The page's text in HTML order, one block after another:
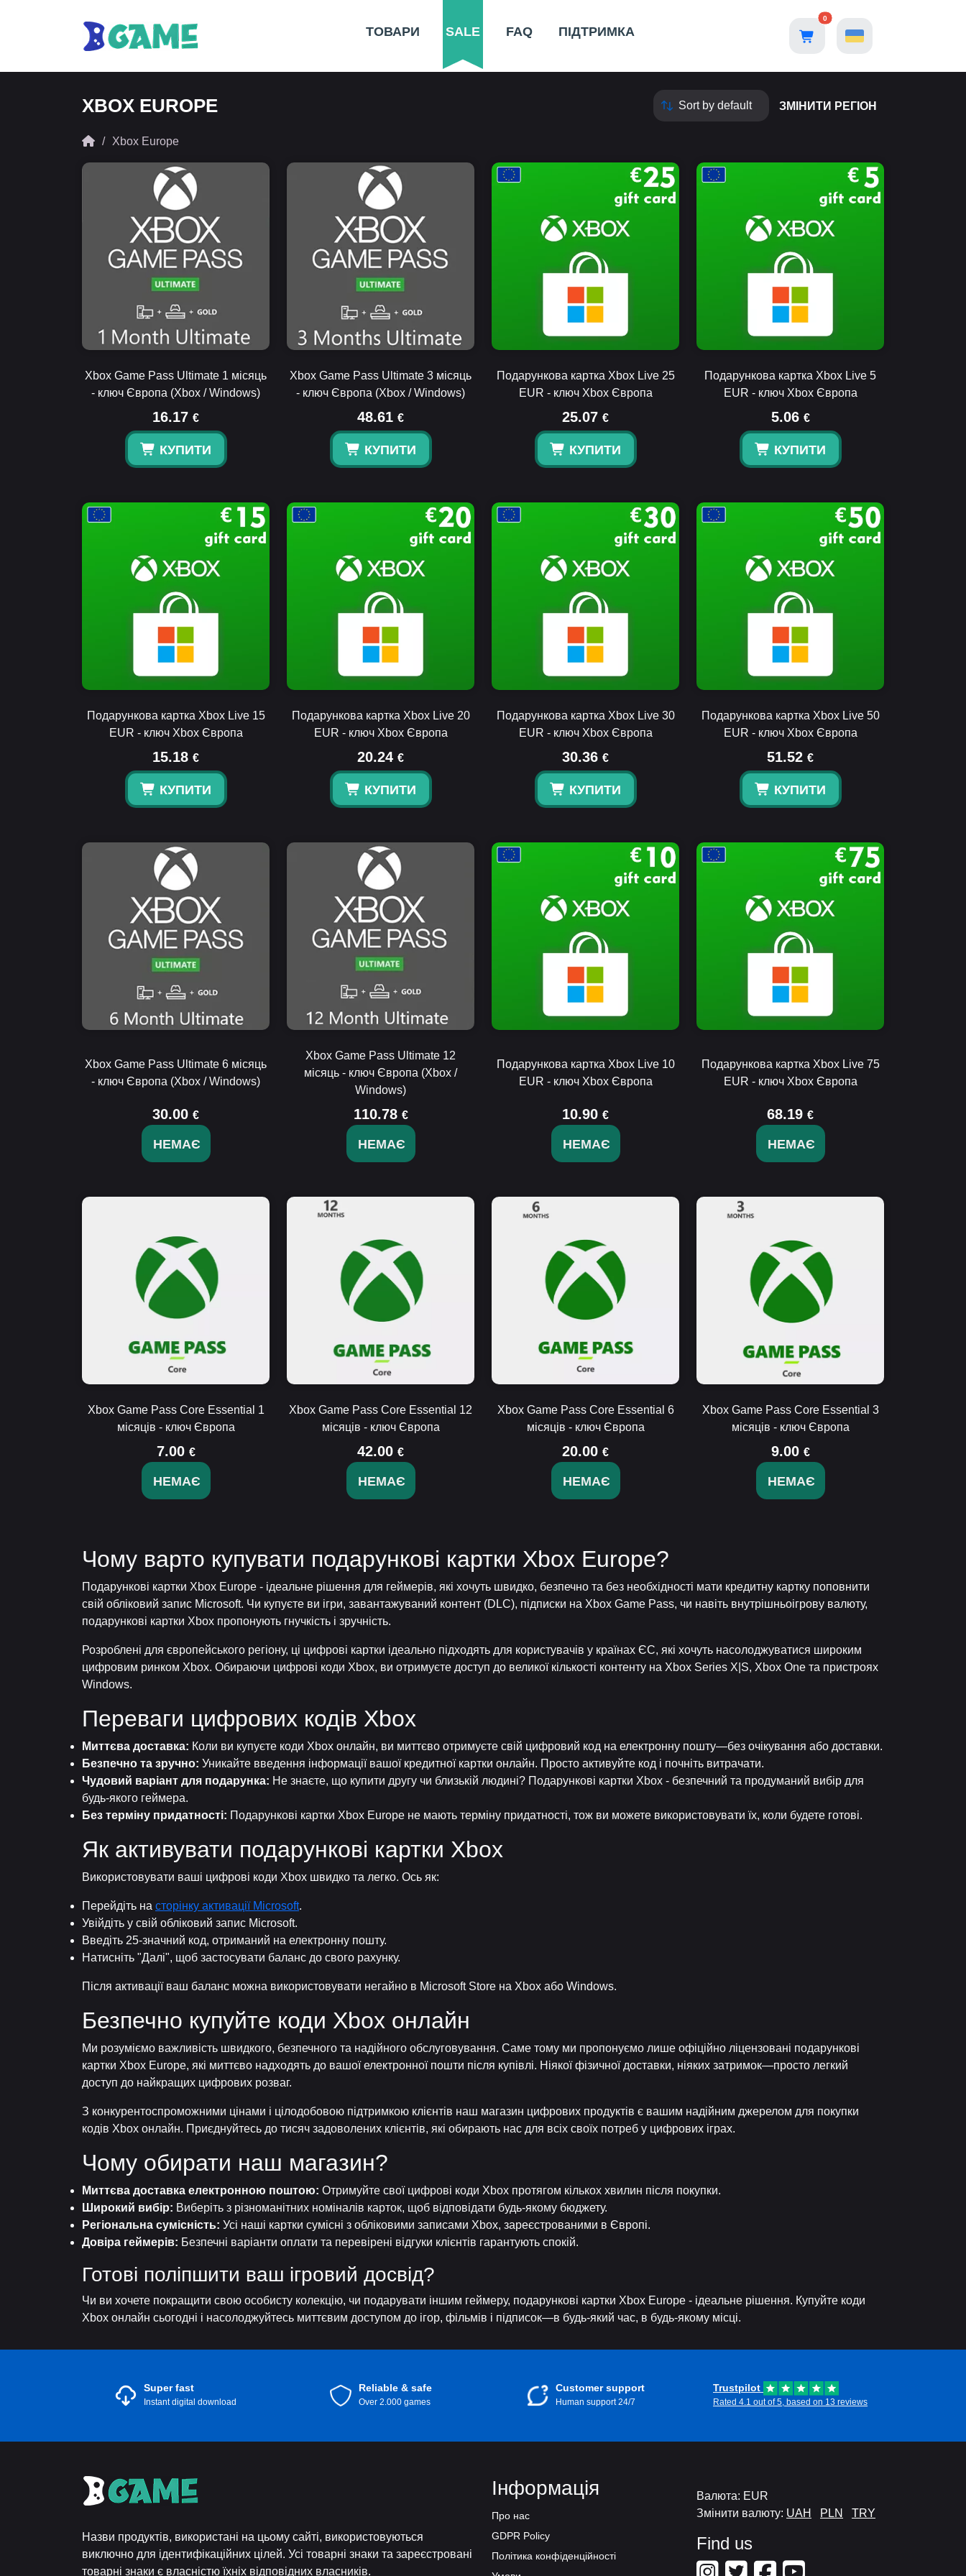
ТОВАРИ SALE FAQ ПІДТРИМКА
0
XBOX EUROPE ЗМІНИТИ РЕГІОН
Xbox Europe
Xbox Game Pass Ultimate 1 місяць
- ключ Європа (Xbox / Windows)
16.17 €
КУПИТИ
Xbox Game Pass Ultimate 3 місяць
- ключ Європа (Xbox / Windows)
48.61 €
КУПИТИ
Подарункова картка Xbox Live 25
EUR - ключ Xbox Європа
25.07 €
КУПИТИ
Подарункова картка Xbox Live 5
EUR - ключ Xbox Європа
5.06 €
КУПИТИ
Подарункова картка Xbox Live 15
EUR - ключ Xbox Європа
15.18 €
КУПИТИ
Подарункова картка Xbox Live 20
EUR - ключ Xbox Європа
20.24 €
КУПИТИ
Подарункова картка Xbox Live 30
EUR - ключ Xbox Європа
30.36 €
КУПИТИ
Подарункова картка Xbox Live 50
EUR - ключ Xbox Європа
51.52 €
КУПИТИ
Xbox Game Pass Ultimate 6 місяць
- ключ Європа (Xbox / Windows)
30.00 €
НЕМАЄ
Xbox Game Pass Ultimate 12
місяць - ключ Європа (Xbox /
Windows)
110.78 €
НЕМАЄ
Подарункова картка Xbox Live 10
EUR - ключ Xbox Європа
10.90 €
НЕМАЄ
Подарункова картка Xbox Live 75
EUR - ключ Xbox Європа
68.19 €
НЕМАЄ
Xbox Game Pass Core Essential 1
місяців - ключ Європа
7.00 €
НЕМАЄ
Xbox Game Pass Core Essential 12
місяців - ключ Європа
42.00 €
НЕМАЄ
Xbox Game Pass Core Essential 6
місяців - ключ Європа
20.00 €
НЕМАЄ
Xbox Game Pass Core Essential 3
місяців - ключ Європа
9.00 €
НЕМАЄ
Чому варто купувати подарункові картки Xbox Europe?
Подарункові картки Xbox Europe - ідеальне рішення для геймерів, які хочуть швидко, безпечно та без необхідності мати кредитну картку поповнити
свій обліковий запис Microsoft. Чи купуєте ви ігри, завантажуваний контент (DLC), підписки на Xbox Game Pass, чи навіть внутрішньоігрову валюту,
подарункові картки Xbox пропонують гнучкість і зручність.
Розроблені для європейського регіону, ці цифрові картки ідеально підходять для користувачів у країнах ЄС, які хочуть насолоджуватися широким
цифровим ринком Xbox. Обираючи цифрові коди Xbox, ви отримуєте доступ до великої кількості контенту на Xbox Series X|S, Xbox One та пристроях
Windows.
Переваги цифрових кодів Xbox
Миттєва доставка: Коли ви купуєте коди Xbox онлайн, ви миттєво отримуєте свій цифровий код на електронну пошту—без очікування або доставки.
Безпечно та зручно: Уникайте введення інформації вашої кредитної картки онлайн. Просто активуйте код і почніть витрачати.
Чудовий варіант для подарунка: Не знаєте, що купити другу чи близькій людині? Подарункові картки Xbox - безпечний та продуманий вибір для
будь-якого геймера.
Без терміну придатності: Подарункові картки Xbox Europe не мають терміну придатності, тож ви можете використовувати їх, коли будете готові.
Як активувати подарункові картки Xbox
Використовувати ваші цифрові коди Xbox швидко та легко. Ось як:
Перейдіть на сторінку активації Microsoft.
Увійдіть у свій обліковий запис Microsoft.
Введіть 25-значний код, отриманий на електронну пошту.
Натисніть "Далі", щоб застосувати баланс до свого рахунку.
Після активації ваш баланс можна використовувати негайно в Microsoft Store на Xbox або Windows.
Безпечно купуйте коди Xbox онлайн
Ми розуміємо важливість швидкого, безпечного та надійного обслуговування. Саме тому ми пропонуємо лише офіційно ліцензовані подарункові
картки Xbox Europe, які миттєво надходять до вашої електронної пошти після купівлі. Ніякої фізичної доставки, ніяких затримок—просто легкий
доступ до найкращих цифрових розваг.
З конкурентоспроможними цінами і цілодобовою підтримкою клієнтів наш магазин цифрових продуктів є вашим надійним джерелом для покупки
кодів Xbox онлайн. Приєднуйтесь до тисяч задоволених клієнтів, які обирають нас для всіх своїх потреб у цифрових іграх.
Чому обирати наш магазин?
Миттєва доставка електронною поштою: Отримуйте свої цифрові коди Xbox протягом кількох хвилин після покупки.
Широкий вибір: Виберіть з різноманітних номіналів карток, щоб відповідати будь-якому бюджету.
Регіональна сумісність: Усі наші картки сумісні з обліковими записами Xbox, зареєстрованими в Європі.
Довіра геймерів: Безпечні варіанти оплати та перевірені відгуки клієнтів гарантують спокій.
Готові поліпшити ваш ігровий досвід?
Чи ви хочете покращити свою особисту колекцію, чи подарувати іншим геймеру, подарункові картки Xbox Europe - ідеальне рішення. Купуйте коди
Xbox онлайн сьогодні і насолоджуйтесь миттєвим доступом до ігор, фільмів і підписок—в будь-який час, в будь-якому місці.
Super fast
Instant digital download
Reliable & safe
Over 2.000 games
Customer support
Human support 24/7
Trustpilot
Rated 4.1 out of 5, based on 13 reviews
Назви продуктів, використані на цьому сайті, використовуються
виключно для ідентифікаційних цілей. Усі товарні знаки та зареєстровані
товарні знаки є власністю їхніх відповідних власників.
Інформація
Про нас
GDPR Policy
Політика конфіденційності
Валюта: EUR
Змінити валюту: UAH PLN TRY
Find us